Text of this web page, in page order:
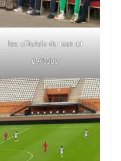
les officiels du tournoi
d'Abobo